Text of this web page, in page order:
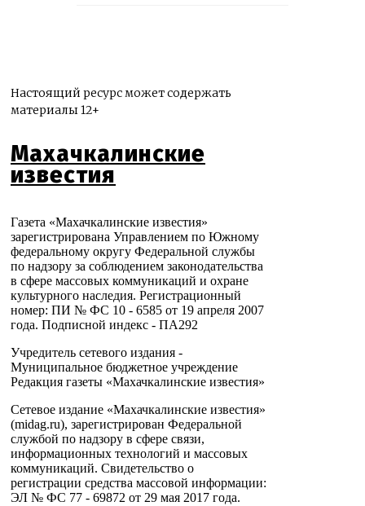
Настоящий ресурс может содержать
материалы 12+
Махачкалинские
известия
Газета «Махачкалинские известия»
зарегистрирована Управлением по Южному
федеральному округу Федеральной службы
по надзору за соблюдением законодательства
в сфере массовых коммуникаций и охране
культурного наследия. Регистрационный
номер: ПИ № ФС 10 - 6585 от 19 апреля 2007
года. Подписной индекс - ПА292
Учредитель сетевого издания -
Муниципальное бюджетное учреждение
Редакция газеты «Махачкалинские известия»
Сетевое издание «Махачкалинские известия»
(midag.ru), зарегистрирован Федеральной
службой по надзору в сфере связи,
информационных технологий и массовых
коммуникаций. Свидетельство о
регистрации средства массовой информации:
ЭЛ № ФС 77 - 69872 от 29 мая 2017 года.